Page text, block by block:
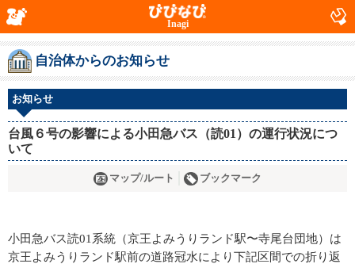
Inagi
自治体からのお知らせ
お知らせ
台風６号の影響による小田急バス（読01）の運行状況につ
いて
マップ/ルート ブックマーク
小田急バス読01系統（京王よみうりランド駅〜寺尾台団地）は
京王よみうりランド駅前の道路冠水により下記区間での折り返